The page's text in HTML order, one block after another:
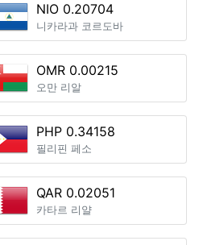
NIO 0.20704
니카라과 코르도바
OMR 0.00215
오만 리알
PHP 0.34158
필리핀 페소
QAR 0.02051
카타르 리얄